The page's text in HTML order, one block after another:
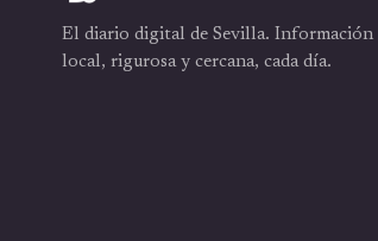
El diario digital de Sevilla. Información
local, rigurosa y cercana, cada día.